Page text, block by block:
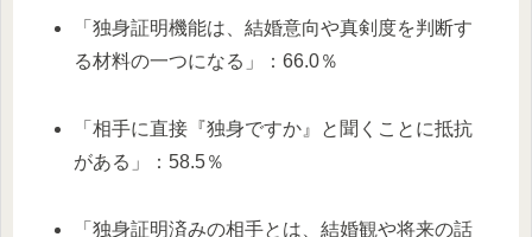
「独身証明機能は、結婚意向や真剣度を判断す
る材料の一つになる」：66.0％
「相手に直接『独身ですか』と聞くことに抵抗
がある」：58.5％
「独身証明済みの相手とは、結婚観や将来の話